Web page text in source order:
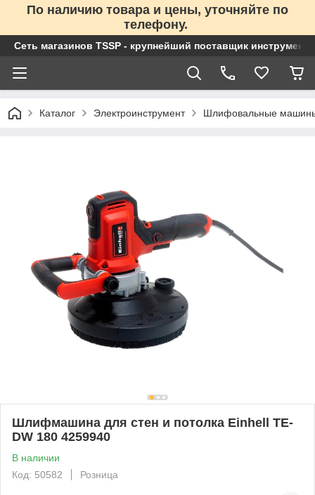
По наличию товара и цены, уточняйте по
телефону.
Сеть магазинов TSSP - крупнейший поставщик
Каталог Электроинструмент Шлифовальные
Шлифмашина для стен и потолка Einhell TE-
DW 180 4259940
В наличии
Код: 50582
Розница